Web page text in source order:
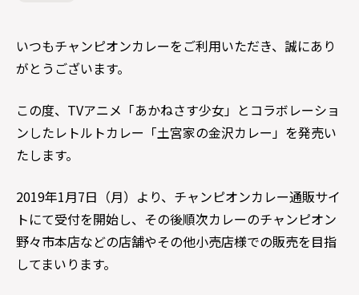
いつもチャンピオンカレーをご利用いただき、誠にあり
がとうございます。
この度、TVアニメ「あかねさす少女」とコラボレーショ
ンしたレトルトカレー「土宮家の金沢カレー」を発売い
たします。
2019年1月7日（月）より、チャンピオンカレー通販サイ
トにて受付を開始し、その後順次カレーのチャンピオン
野々市本店などの店舗やその他小売店様での販売を目指
してまいります。